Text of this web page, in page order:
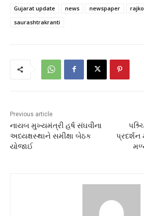
Gujarat update
news newspaper
saurashtrakranti
Previous article
નાયબ મુખ્યમંત્રી હર્ષ સંઘવીના
અધ્યક્ષસ્થાને સમીક્ષા બેઠક
યોજાઈ
પ્રદર્શન